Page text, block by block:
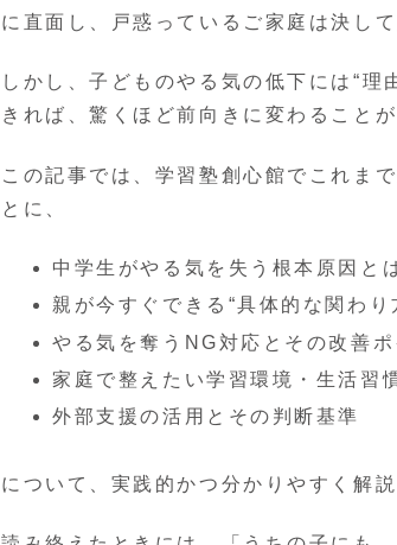
に直面し、戸惑っているご家庭は決し
しかし、子どものやる気の低下には“
きれば、驚くほど前向きに変わることが
この記事では、学習塾創心館でこれま
とに、
中学生がやる気を失う根本原因と
親が今すぐできる“具体的な関わり
やる気を奪うNG対応とその改善ポ
家庭で整えたい学習環境・生活習
外部支援の活用とその判断基準
について、実践的かつ分かりやすく解説